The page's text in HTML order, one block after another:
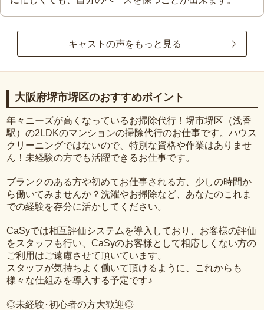
キャストの声をもっと見る
大阪府堺市堺区のおすすめポイント
年々ニーズが高くなっているお掃除代行！堺市堺区（浅香
駅）の2LDKのマンションの掃除代行のお仕事です。ハウス
クリーニングではないので、特別な資格や作業はありませ
ん！未経験の方でも活躍できるお仕事です。
ブランクのある方や初めてお仕事される方、少しの時間か
ら働いてみませんか？洗濯やお掃除など、あなたのこれま
での経験を存分に活かしてください。
CaSyでは相互評価システムを導入しており、お客様の評価
をスタッフも行い、CaSyのお客様として相応しくない方の
ご利用はご遠慮させて頂いています。
スタッフが気持ちよく働いて頂けるように、これからも
様々な仕組みを導入する予定です♪
◎未経験･初心者の方大歓迎◎